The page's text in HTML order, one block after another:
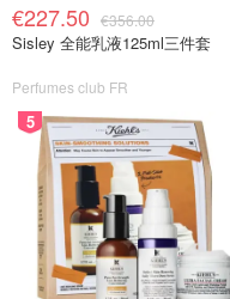
€227.50 €356.00
Sisley 全能乳液125ml三件套
Perfumes club FR
5